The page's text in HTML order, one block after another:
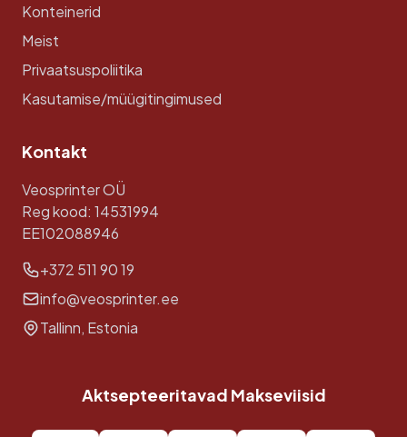
Konteinerid
Meist
Privaatsuspoliitika
Kasutamise/müügitingimused
Kontakt
Veosprinter OÜ
Reg kood: 14531994
EE102088946
+372 511 90 19
info@veosprinter.ee
Tallinn, Estonia
Aktsepteeritavad Makseviisid